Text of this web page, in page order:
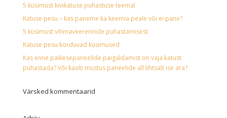
5 küsimust kivikatuse puhastuse teemal
Katuse pesu – kas paneme ka keemia peale või ei pane?
5 küsimust vihmaveerennide puhastamisest
Katuse pesu korduvad küsimused
Kas enne päikesepaneelide paigaldamist on vaja katust
puhastada? Või kaob mustus paneelide all lihtsalt ise ära?
Värsked kommentaarid